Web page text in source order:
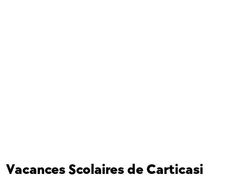
Vacances Scolaires de Carticasi